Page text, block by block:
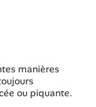
manières
ou piquante.